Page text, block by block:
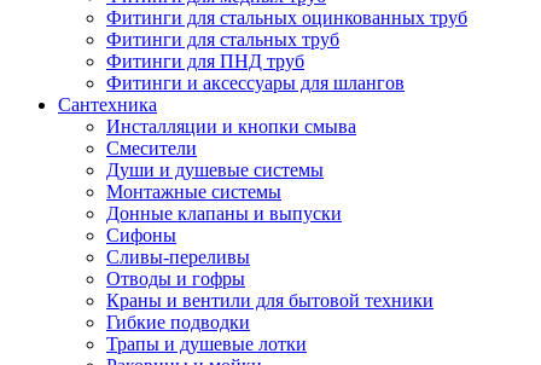
Фитинги для стальных оцинкованных труб
Фитинги для стальных труб
Фитинги для ПНД труб
Фитинги и аксессуары для шлангов
Сантехника
Инсталляции и кнопки смыва
Смесители
Души и душевые системы
Монтажные системы
Донные клапаны и выпуски
Сифоны
Сливы-переливы
Отводы и гофры
Краны и вентили для бытовой техники
Гибкие подводки
Трапы и душевые лотки